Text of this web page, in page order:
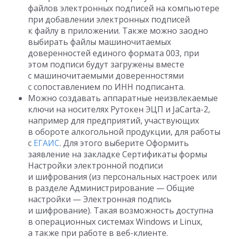
файлов электронных подписей на компьютере
при добавлении электронных подписей
к файлу в приложении. Также можно заодно
выбирать файлы машиночитаемых
доверенностей единого формата 003, при
этом подписи будут загружены вместе
с машиночитаемыми доверенностями
с сопоставлением по ИНН подписанта.
Можно создавать аппаратные неизвлекаемые
ключи на носителях Рутокен ЭЦП и JaCarta-2,
например для предприятий, участвующих
в обороте алкогольной продукции, для работы
с ЕГАИС. Для этого выберите Оформить
заявление на закладке Сертификаты формы
Настройки электронной подписи
и шифрования (из персональных настроек или
в разделе Администрирование — Общие
настройки — Электронная подпись
и шифрование). Такая возможность доступна
в операционных системах Windows и Linux,
а также при работе в веб-клиенте.